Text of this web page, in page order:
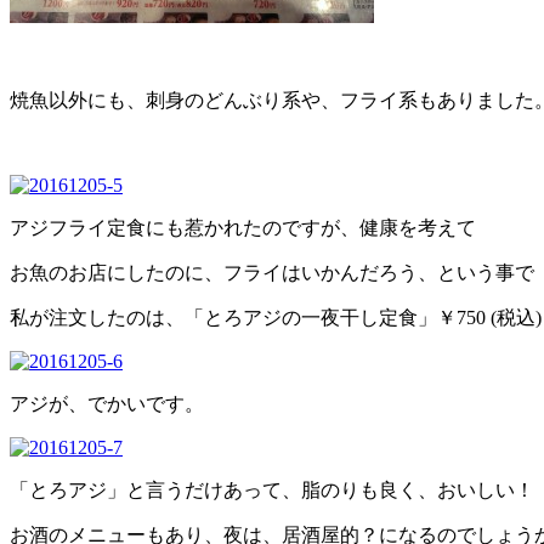
焼魚以外にも、刺身のどんぶり系や、フライ系もありました
アジフライ定食にも惹かれたのですが、健康を考えて
お魚のお店にしたのに、フライはいかんだろう、という事で
私が注文したのは、「とろアジの一夜干し定食」￥750 (税込)
アジが、でかいです。
「とろアジ」と言うだけあって、脂のりも良く、おいしい！
お酒のメニューもあり、夜は、居酒屋的？になるのでしょう